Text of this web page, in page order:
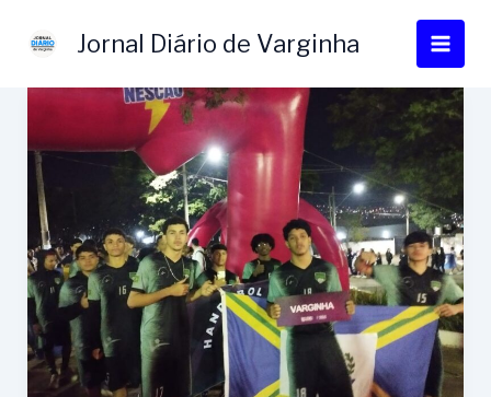
para
conteúdo
Jornal Diário de Varginha